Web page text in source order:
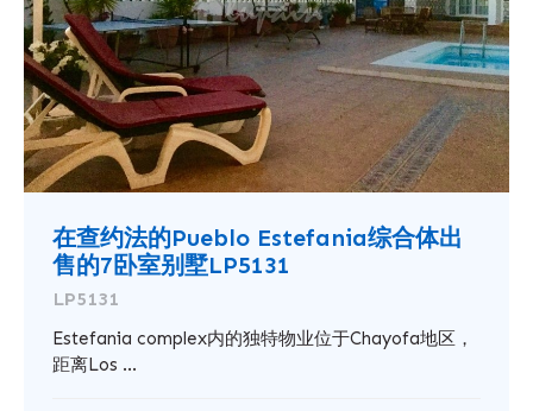
在查约法的Pueblo Estefania综合体出
售的7卧室别墅LP5131
LP5131
Estefania complex内的独特物业位于Chayofa地区，
距离Los ...